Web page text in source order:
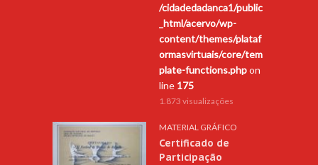
/cidadedadanca1/public
_html/acervo/wp-
content/themes/plataf
ormasvirtuais/core/tem
plate-functions.phpon
line 175
1.873 visualizações
MATERIAL GRÁFICO
Certificado de
Participação